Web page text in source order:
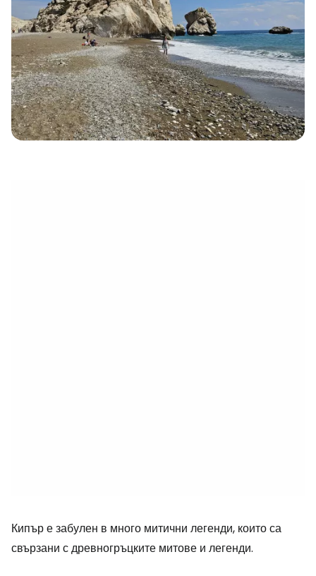
Кипър е забулен в много митични легенди, които са
свързани с древногръцките митове и легенди.